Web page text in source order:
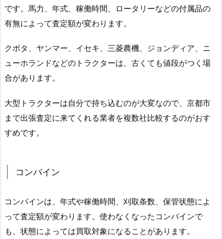
です。馬力、年式、稼働時間、ロータリーなどの付属品の
有無によって査定額が変わります。
クボタ、ヤンマー、イセキ、三菱農機、ジョンディア、ニ
ューホランドなどのトラクターは、古くても値段がつく場
合があります。
大型トラクターは自分で持ち込むのが大変なので、京都市
まで出張査定に来てくれる業者を複数社比較するのがおす
すめです。
コンバイン
コンバインは、年式や稼働時間、刈取条数、保管状態によ
って査定額が変わります。使わなくなったコンバインで
も、状態によっては買取対象になることがあります。